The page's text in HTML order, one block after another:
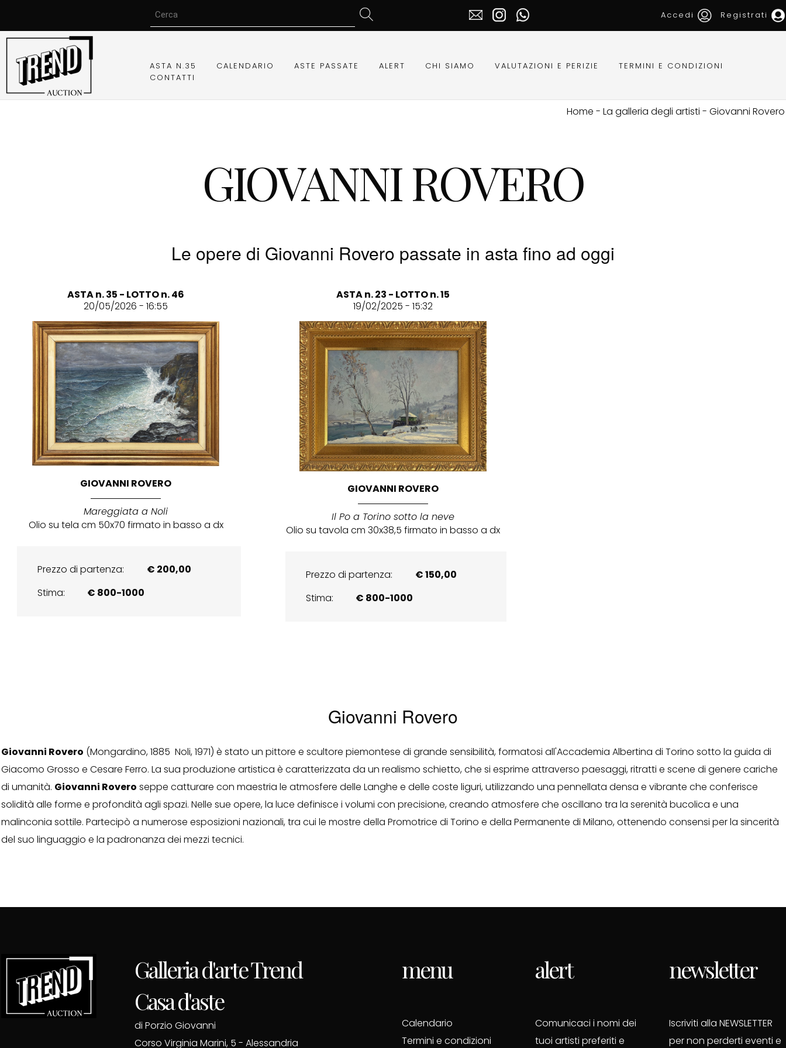
Accedi Registrati
ASTA N.35 CALENDARIO ASTE PASSATE ALERT CHI SIAMO VALUTAZIONI E PERIZIE
TERMINI E CONDIZIONI
CONTATTI
Home - La galleria degli artisti - Giovanni Rovero
GIOVANNI ROVERO
Le opere di Giovanni Rovero passate in asta fino ad oggi
ASTA n. 35 - LOTTO n. 46
20/05/2026 - 16:55
GIOVANNI ROVERO
Mareggiata a Noli
Olio su tela cm 50x70 firmato in basso a dx
Prezzo di partenza:
€ 200,00
Stima:
€ 800-1000
ASTA n. 23 - LOTTO n. 15
19/02/2025 - 15:32
GIOVANNI ROVERO
Il Po a Torino sotto la neve
Olio su tavola cm 30x38,5 firmato in basso a dx
Prezzo di partenza:
€ 150,00
Stima:
€ 800-1000
Giovanni Rovero
Giovanni Rovero (Mongardino, 1885  Noli, 1971) è stato un pittore e scultore piemontese di grande sensibilità, formatosi all'Accademia Albertina di Torino sotto la guida di
Giacomo Grosso e Cesare Ferro. La sua produzione artistica è caratterizzata da un realismo schietto, che si esprime attraverso paesaggi, ritratti e scene di genere cariche
di umanità. Giovanni Rovero seppe catturare con maestria le atmosfere delle Langhe e delle coste liguri, utilizzando una pennellata densa e vibrante che conferisce
solidità alle forme e profondità agli spazi. Nelle sue opere, la luce definisce i volumi con precisione, creando atmosfere che oscillano tra la serenità bucolica e una
malinconia sottile. Partecipò a numerose esposizioni nazionali, tra cui le mostre della Promotrice di Torino e della Permanente di Milano, ottenendo consensi per la sincerità
del suo linguaggio e la padronanza dei mezzi tecnici.
Galleria d'arte Trend
Casa d'aste
di Porzio Giovanni
Corso Virginia Marini, 5 - Alessandria
menu
Calendario
Termini e condizioni
alert
Comunicaci i nomi dei
tuoi artisti preferiti e
newsletter
Iscriviti alla NEWSLETTER
per non perderti eventi e